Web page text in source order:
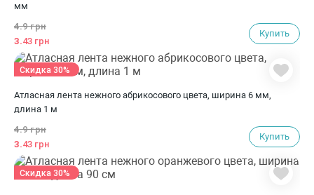
мм
4.9 грн
3.43 грн
Купить
Атласная лента нежного абрикосового цвета, ширина 6 мм,
длина 1 м
4.9 грн
3.43 грн
Купить
Скидка 30%
Скидка 30%